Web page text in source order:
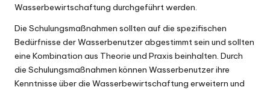
Wasserbewirtschaftung durchgeführt werden.
Die Schulungsmaßnahmen sollten auf die spezifischen
Bedürfnisse der Wasserbenutzer abgestimmt sein und sollten
eine Kombination aus Theorie und Praxis beinhalten. Durch
die Schulungsmaßnahmen können Wasserbenutzer ihre
Kenntnisse über die Wasserbewirtschaftung erweitern und